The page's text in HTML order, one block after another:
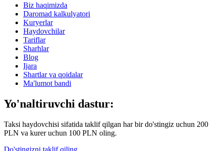
Biz haqimizda
Daromad kalkulyatori
Kuryerlar
Haydovchilar
Tariflar
Sharhlar
Blog
Ijara
Shartlar va qoidalar
Ma'lumot bandi
Yo'naltiruvchi dastur:
Taksi haydovchisi sifatida taklif qilgan har bir do'stingiz uchun 200
PLN va kurer uchun 100 PLN oling.
Do'stingizni taklif qiling